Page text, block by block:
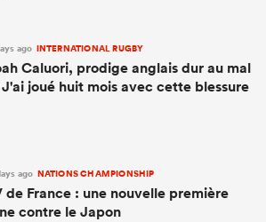
ago INTERNATIONAL RUGBY
Caluori, prodige anglais dur au mal
J'ai joué huit mois avec cette blessure
ago NATIONS CHAMPIONSHIP
de France : une nouvelle première
contre le Japon